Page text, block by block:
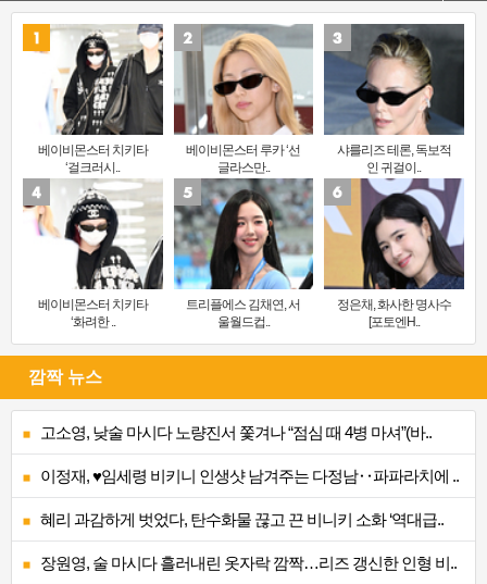
베이비몬스터 치키타
‘걸크러시..
베이비몬스터 루카 ‘선
글라스만..
샤를리즈 테론, 독보적
인 귀걸이..
베이비몬스터 치키타
‘화려한 ..
트리플에스 김채연, 서
울월드컵..
정은채, 화사한 명사수
[포토엔H..
깜짝 뉴스
고소영, 낮술 마시다 노량진서 쫓겨나 “점심 때 4병 마셔”(바..
이정재, ♥임세령 비키니 인생샷 남겨주는 다정남‥파파라치에 ..
혜리 과감하게 벗었다, 탄수화물 끊고 끈 비니키 소화 ‘역대급..
장원영, 술 마시다 흘러내린 옷자락 깜짝…리즈 갱신한 인형 비..